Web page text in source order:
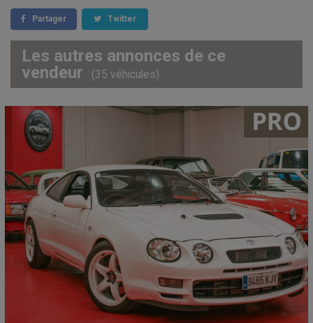
Partager Twitter
Les autres annonces de ce
vendeur
(35 véhicules)